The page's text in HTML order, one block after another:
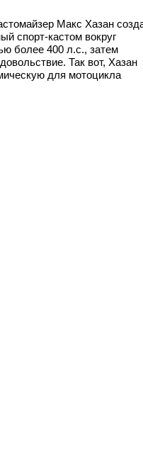
Макс Хазан
спорт-кастом вокруг
более 400 л.с., затем
Так вот, Хазан
для мотоцикла